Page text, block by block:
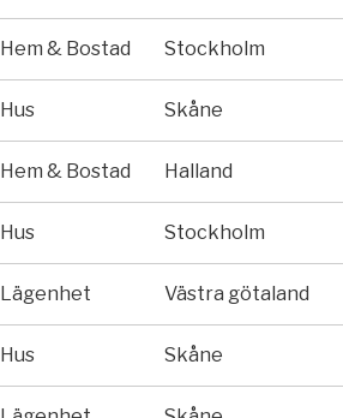
Hem & Bostad Stockholm
Hus Skåne
Hem & Bostad Halland
Hus Stockholm
Lägenhet Västra götaland
Hus Skåne